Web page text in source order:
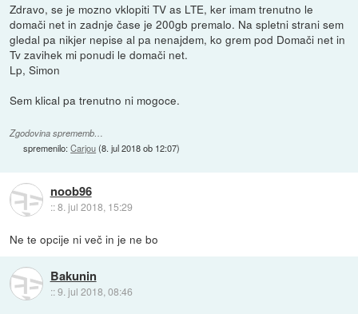
Zdravo, se je mozno vklopiti TV as LTE, ker imam trenutno le
domači net in zadnje čase je 200gb premalo. Na spletni strani sem
gledal pa nikjer nepise al pa nenajdem, ko grem pod Domači net in
Tv zavihek mi ponudi le domači net.
Lp, Simon
Sem klical pa trenutno ni mogoce.
Zgodovina sprememb…
spremenilo:Carjou(8. jul 2018 ob 12:07)
noob96
::8. jul 2018, 15:29
Ne te opcije ni več in je ne bo
Bakunin
::9. jul 2018, 08:46